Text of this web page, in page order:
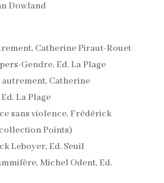
Dowland
Catherine Piraut-Rouet
Gendre, Ed. La Plage
Catherine
La Plage
sans violence, Frédérick
Points)
Leboyer, Ed. Seuil
Michel Odent, Ed.